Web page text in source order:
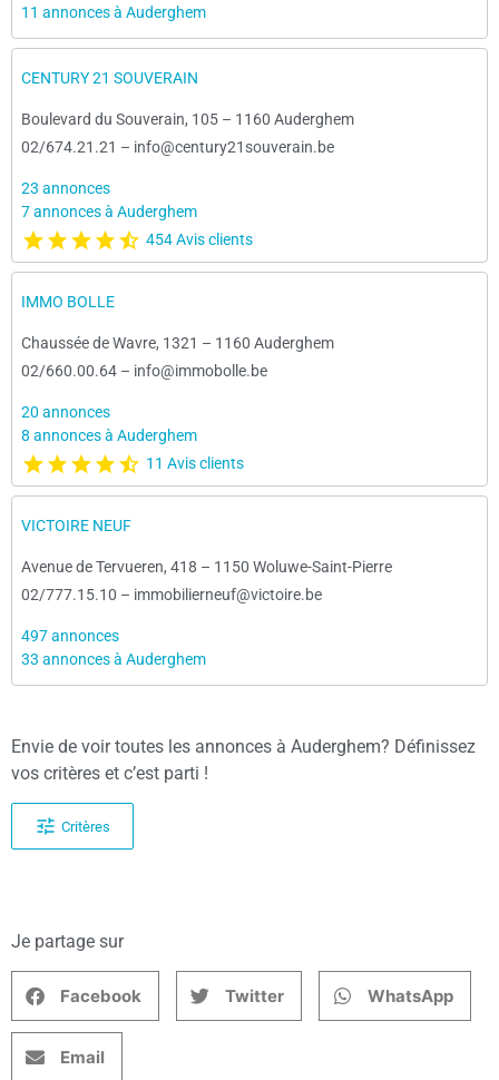
11 annonces à Auderghem
CENTURY 21 SOUVERAIN
Boulevard du Souverain, 105 – 1160 Auderghem
02/674.21.21 – info@century21souverain.be
23 annonces
7 annonces à Auderghem
454 Avis clients
IMMO BOLLE
Chaussée de Wavre, 1321 – 1160 Auderghem
02/660.00.64 – info@immobolle.be
20 annonces
8 annonces à Auderghem
11 Avis clients
VICTOIRE NEUF
Avenue de Tervueren, 418 – 1150 Woluwe-Saint-Pierre
02/777.15.10 – immobilierneuf@victoire.be
497 annonces
33 annonces à Auderghem
Envie de voir toutes les annonces à Auderghem? Définissez
vos critères et c’est parti !
Critères
Je partage sur
Facebook Twitter WhatsApp
Email